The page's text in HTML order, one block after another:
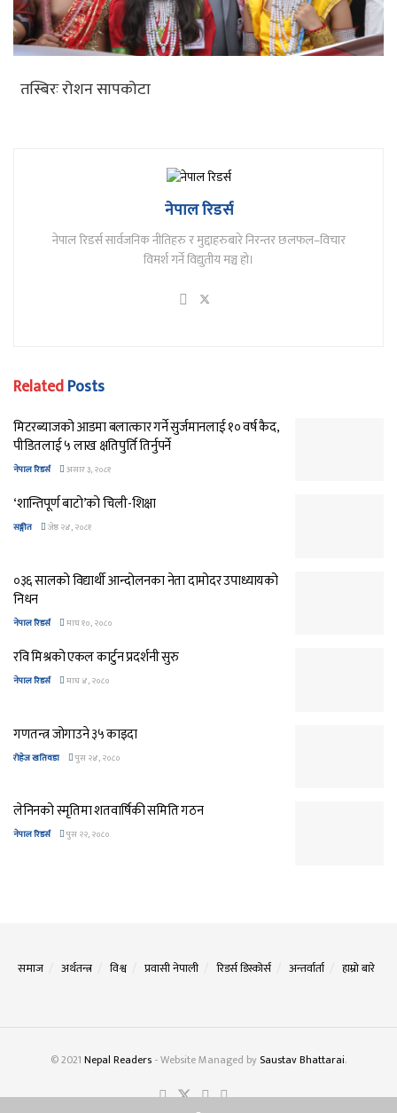
तस्बिरः रोशन सापकोटा
नेपाल रिडर्स
नेपाल रिडर्स सार्वजनिक नीतिहरु र मुद्दाहरुबारे निरन्तर छलफल–विचार
विमर्श गर्ने विद्युतीय मञ्च हो।
RelatedPosts
मिटरब्याजको आडमा बलात्कार गर्ने सुर्जमानलाई १० वर्ष कैद,
पीडितलाई ५ लाख क्षतिपुर्ति तिर्नुपर्ने
नेपाल रिडर्स असार ३, २०८१
‘शान्तिपूर्ण बाटो’को चिली-शिक्षा
सङ्गीत जेष्ठ २४, २०८१
०३६ सालको विद्यार्थी आन्दोलनका नेता दामोदर उपाध्यायको
निधन
नेपाल रिडर्स माघ १०, २०८०
रवि मिश्रको एकल कार्टुन प्रदर्शनी सुरु
नेपाल रिडर्स माघ ४, २०८०
गणतन्त्र जोगाउने ३५ काइदा
रोहेज खतिवडा पुस २४, २०८०
लेनिनको स्मृतिमा शतवार्षिकी समिति गठन
नेपाल रिडर्स पुस २२, २०८०
समाज अर्थतन्त्र विश्व प्रवासी नेपाली रिडर्स डिस्कोर्स अन्तर्वार्ता हाम्रो बारे
© 2021 Nepal Readers - Website Managed by Saustav Bhattarai.